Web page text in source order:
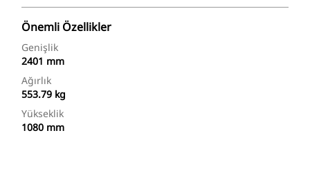
Önemli Özellikler
Genişlik
2401 mm
Ağırlık
553.79 kg
Yükseklik
1080 mm